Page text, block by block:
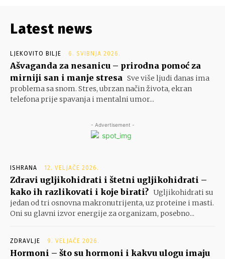
Latest news
LJEKOVITO BILJE 6. SVIBNJA 2026.
Ašvaganda za nesanicu – prirodna pomoć za
mirniji san i manje stresa Sve više ljudi danas ima
problema sa snom. Stres, ubrzan način života, ekran
telefona prije spavanja i mentalni umor...
- Advertisement -
ISHRANA 12. VELJAČE 2026.
Zdravi ugljikohidrati i štetni ugljikohidrati –
kako ih razlikovati i koje birati? Ugljikohidrati su
jedan od tri osnovna makronutrijenta, uz proteine i masti.
Oni su glavni izvor energije za organizam, posebno...
ZDRAVLJE 9. VELJAČE 2026.
Hormoni – što su hormoni i kakvu ulogu imaju